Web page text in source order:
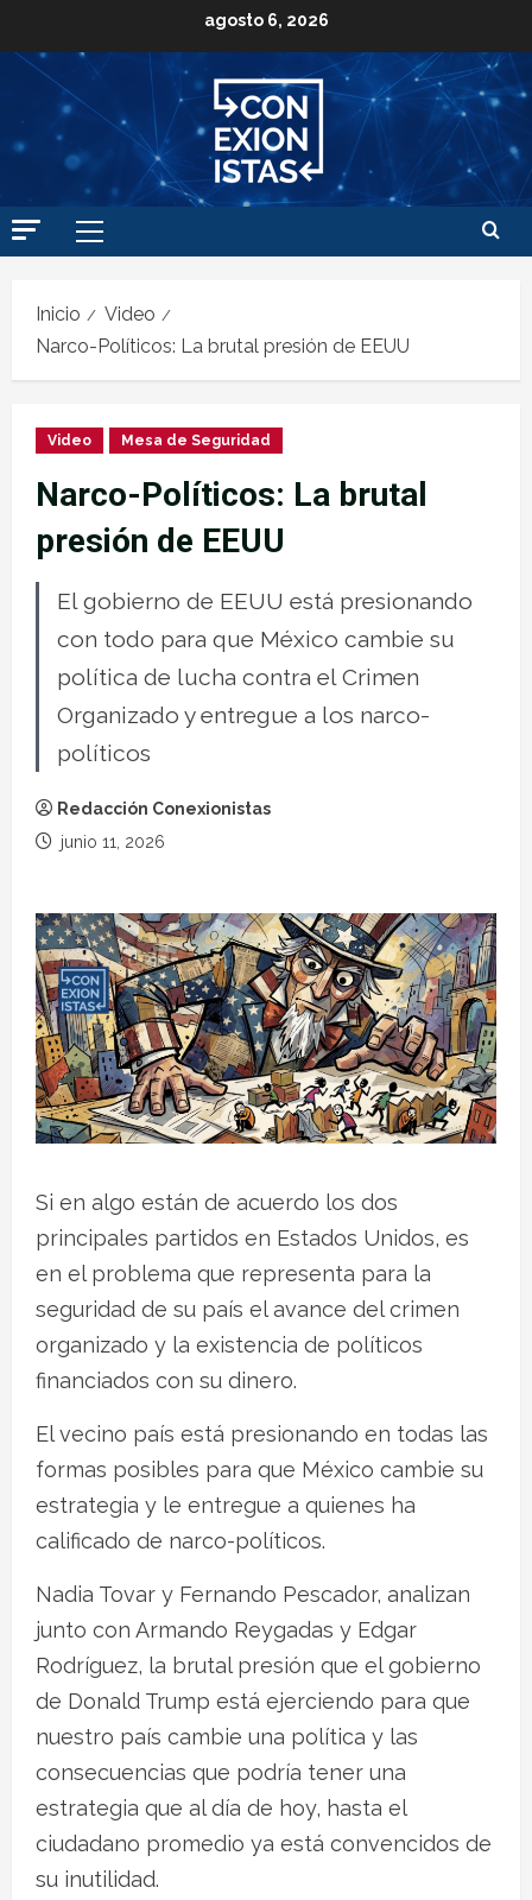
agosto 6, 2026
Inicio
Video
Narco-Políticos: La brutal presión de EEUU
Video Mesa de Seguridad
Narco-Políticos: La brutal
presión de EEUU
El gobierno de EEUU está presionando
con todo para que México cambie su
política de lucha contra el Crimen
Organizado y entregue a los narco-
políticos
Redacción Conexionistas
junio 11, 2026
Si en algo están de acuerdo los dos
principales partidos en Estados Unidos, es
en el problema que representa para la
seguridad de su país el avance del crimen
organizado y la existencia de políticos
financiados con su dinero.
El vecino país está presionando en todas las
formas posibles para que México cambie su
estrategia y le entregue a quienes ha
calificado de narco-políticos.
Nadia Tovar y Fernando Pescador, analizan
junto con Armando Reygadas y Edgar
Rodríguez, la brutal presión que el gobierno
de Donald Trump está ejerciendo para que
nuestro país cambie una política y las
consecuencias que podría tener una
estrategia que al día de hoy, hasta el
ciudadano promedio ya está convencidos de
su inutilidad.